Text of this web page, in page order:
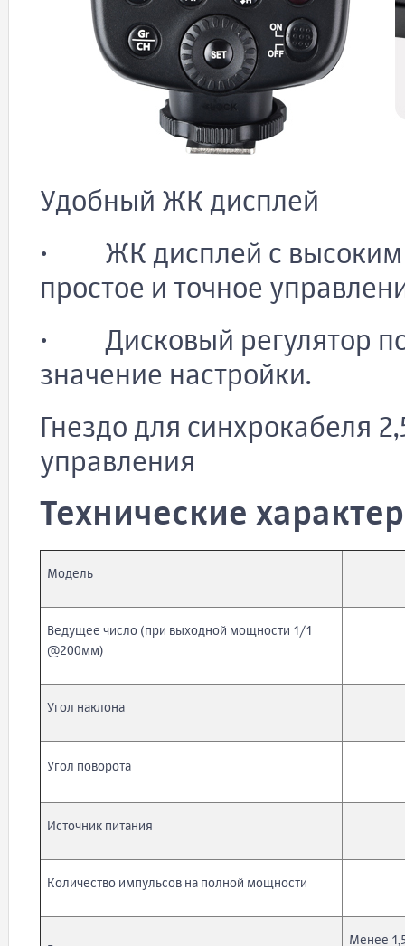
Удобный ЖК дисплей
· ЖК дисплей с высоким
простое и точное
· Дисковый регулятор
значение настройки.
Гнездо для синхрокабеля
управления
Технические
Модель
Ведущее число (при выходной мощности 1/1
@200мм)
Угол наклона
Угол поворота
Источник питания
Количество импульсов на полной мощности
Менее